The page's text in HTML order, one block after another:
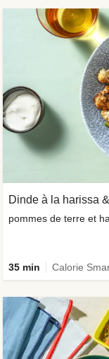
Dinde à la harissa
pommes de terre et
35 min